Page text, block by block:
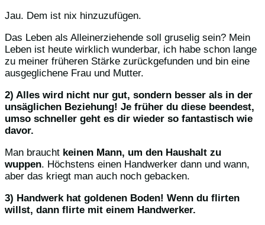
Jau. Dem ist nix hinzuzufügen.
Das Leben als Alleinerziehende soll gruselig sein? Mein
Leben ist heute wirklich wunderbar, ich habe schon lange
zu meiner früheren Stärke zurückgefunden und bin eine
ausgeglichene Frau und Mutter.
2) Alles wird nicht nur gut, sondern besser als in der
unsäglichen Beziehung! Je früher du diese beendest,
umso schneller geht es dir wieder so fantastisch wie
davor.
Man braucht keinen Mann, um den Haushalt zu
wuppen. Höchstens einen Handwerker dann und wann,
aber das kriegt man auch noch gebacken.
3) Handwerk hat goldenen Boden! Wenn du flirten
willst, dann flirte mit einem Handwerker.